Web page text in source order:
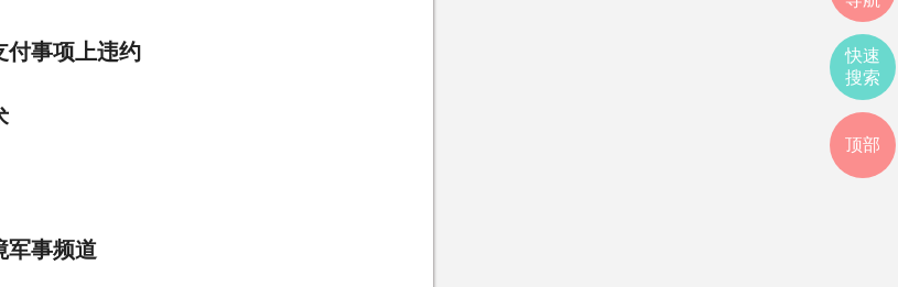
付事项上违约
军事频道
快速
搜索
顶部